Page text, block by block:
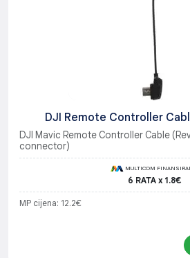
DJI Remote Controller
DJI Mavic Remote Controller Cable
connector)
MULTICOM
6 RATA x 1.8€
MP cijena: 12.2€